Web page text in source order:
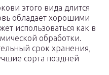
этого вида длится
обладает хорошими
использоваться как в
обработки.
срок хранения,
сорта поздней